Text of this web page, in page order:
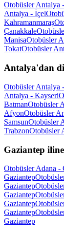
Otobüsler Antalya
Antalya - İçel
Kahramanmaraş
Çanakkale
ManisaOtobüsler
TokatOtobüsler
Antalya'dan
Otobüsler Antalya
Antalya - Kayseri
BatmanOtobüsler
AfyonOtobüsler
SamsunOtobüsler
TrabzonOtobüsler
Gaziantep
Otobüsler Adana -
Gaziantep
Gaziantep
Gaziantep
Gaziantep
Gaziantep
Gaziantep